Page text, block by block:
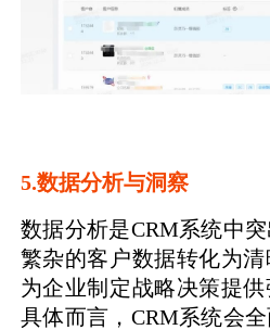
5.数据分析与洞察
数据分析是CRM系统中
繁杂的客户数据转化为清
为企业制定战略决策提供
具体而言，CRM系统会